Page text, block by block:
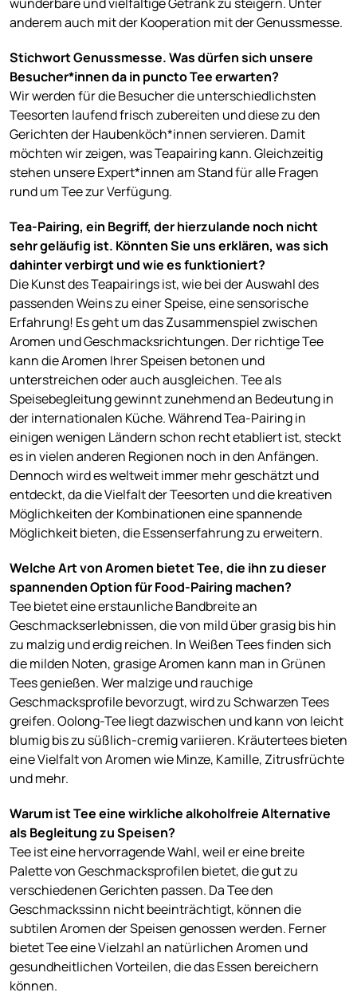
anderem auch mit der Kooperation mit der Genussmesse.
Stichwort Genussmesse. Was dürfen sich unsere
Besucher*innen da in puncto Tee erwarten?
Wir werden für die Besucher die unterschiedlichsten
Teesorten laufend frisch zubereiten und diese zu den
Gerichten der Haubenköch*innen servieren. Damit
möchten wir zeigen, was Teapairing kann. Gleichzeitig
stehen unsere Expert*innen am Stand für alle Fragen
rund um Tee zur Verfügung.
Tea-Pairing, ein Begriff, der hierzulande noch nicht
sehr geläufig ist. Könnten Sie uns erklären, was sich
dahinter verbirgt und wie es funktioniert?
Die Kunst des Teapairings ist, wie bei der Auswahl des
passenden Weins zu einer Speise, eine sensorische
Erfahrung! Es geht um das Zusammenspiel zwischen
Aromen und Geschmacksrichtungen. Der richtige Tee
kann die Aromen Ihrer Speisen betonen und
unterstreichen oder auch ausgleichen. Tee als
Speisebegleitung gewinnt zunehmend an Bedeutung in
der internationalen Küche. Während Tea-Pairing in
einigen wenigen Ländern schon recht etabliert ist, steckt
es in vielen anderen Regionen noch in den Anfängen.
Dennoch wird es weltweit immer mehr geschätzt und
entdeckt, da die Vielfalt der Teesorten und die kreativen
Möglichkeiten der Kombinationen eine spannende
Möglichkeit bieten, die Essenserfahrung zu erweitern.
Welche Art von Aromen bietet Tee, die ihn zu dieser
spannenden Option für Food-Pairing machen?
Tee bietet eine erstaunliche Bandbreite an
Geschmackserlebnissen, die von mild über grasig bis hin
zu malzig und erdig reichen. In Weißen Tees finden sich
die milden Noten, grasige Aromen kann man in Grünen
Tees genießen. Wer malzige und rauchige
Geschmacksprofile bevorzugt, wird zu Schwarzen Tees
greifen. Oolong-Tee liegt dazwischen und kann von leicht
blumig bis zu süßlich-cremig variieren. Kräutertees bieten
eine Vielfalt von Aromen wie Minze, Kamille, Zitrusfrüchte
und mehr.
Warum ist Tee eine wirkliche alkoholfreie Alternative
als Begleitung zu Speisen?
Tee ist eine hervorragende Wahl, weil er eine breite
Palette von Geschmacksprofilen bietet, die gut zu
verschiedenen Gerichten passen. Da Tee den
Geschmackssinn nicht beeinträchtigt, können die
subtilen Aromen der Speisen genossen werden. Ferner
bietet Tee eine Vielzahl an natürlichen Aromen und
gesundheitlichen Vorteilen, die das Essen bereichern
können.